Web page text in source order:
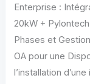
Enterprise :
20kW +
Phases et
OA pour une
l’installation